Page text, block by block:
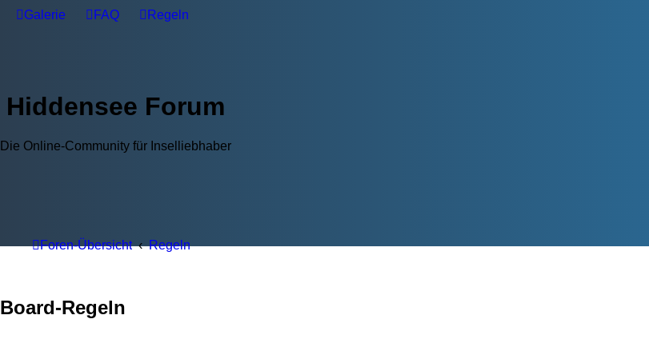
Galerie FAQ Regeln
Hiddensee Forum
Die Online-Community für Inselliebhaber
Foren-Übersicht Regeln
Board-Regeln